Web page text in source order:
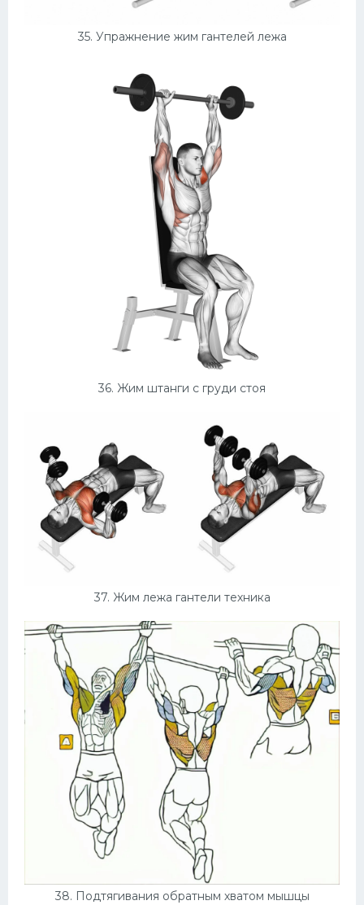
35. Упражнение жим гантелей лежа
36. Жим штанги с груди стоя
37. Жим лежа гантели техника
38. Подтягивания обратным хватом мышцы